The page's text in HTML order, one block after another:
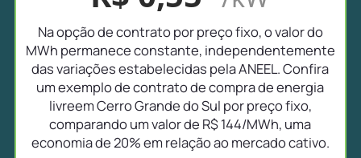
Na opção de contrato por preço fixo, o valor do
MWh permanece constante, independentemente
das variações estabelecidas pela ANEEL. Confira
um exemplo de contrato de compra de energia
livreem Cerro Grande do Sul por preço fixo,
comparando um valor de R$ 144/MWh, uma
economia de 20% em relação ao mercado cativo.